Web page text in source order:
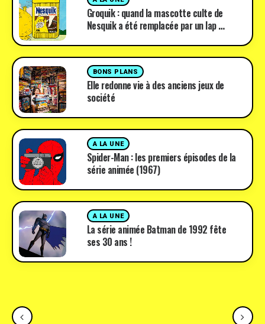
Groquik : quand la mascotte culte de
Nesquik a été remplacée par un lap …
BONS PLANS
Elle redonne vie à des anciens jeux de
société
A LA UNE
Spider-Man : les premiers épisodes de la
série animée (1967)
A LA UNE
La série animée Batman de 1992 fête
ses 30 ans !